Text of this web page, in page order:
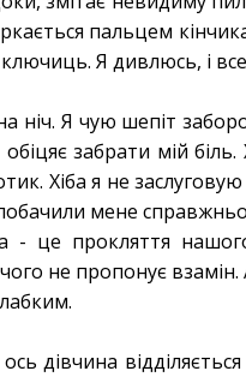
пальцем
ключиць. Я дивлюсь, і
ніч. Я чую шепіт
забрати мій
Хіба я не
мене
це прокляття
не пропонує
дівчина